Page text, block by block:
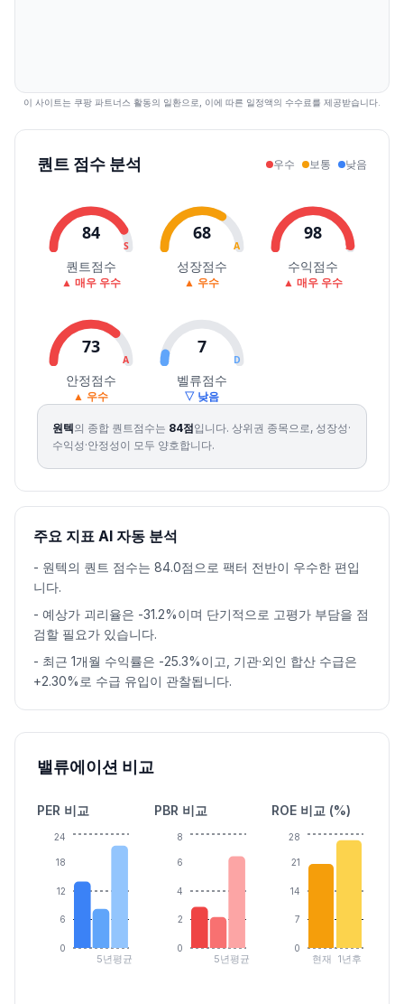
2026.07.28
5000507047654795-5.80678539
2026.07.31
4550 4865
669949
2026.08.04
48855210 48855210 7.20
650828
2026.08.05
5300 5300 5160 5230 0.38
586650
2026.08.06
52305310 5100 5200-0.57
432215
2026.08.07
52605320 5180 373318
이 사이트는 쿠팡 파트너스 활동의 일환으로, 이에 따른 일정액의 수수료를 제공받습니다.
퀀트 점수 분석 우수 보통 낮음
84
S
퀀트점수
▲ 매우 우수
68
A
성장점수
▲ 우수
98
S
수익점수
▲ 매우 우수
73
A
안정점수
▲ 우수
7
D
벨류점수
▽ 낮음
원텍의 종합 퀀트점수는 84점입니다. 상위권 종목으로, 성장성·
수익성·안정성이 모두 양호합니다.
주요 지표 AI 자동 분석
- 원텍의 퀀트 점수는 84.0점으로 팩터 전반이 우수한 편입
니다.
- 예상가 괴리율은 -31.2%이며 단기적으로 고평가 부담을 점
검할 필요가 있습니다.
- 최근 1개월 수익률은 -25.3%이고, 기관·외인 합산 수급은
+2.30%로 수급 유입이 관찰됩니다.
밸류에이션 비교
PER 비교
5년평균
0
6
12
18
24
PBR 비교
5년평균
0
2
4
6
8
ROE 비교 (%)
현재 1년후
0
7
14
21
28